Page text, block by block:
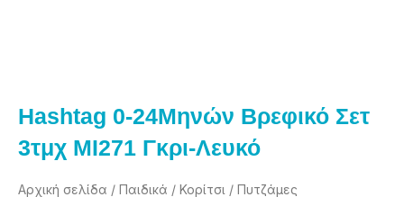
Hashtag 0-24Μηνών Βρεφικό Σετ
3τμχ MI271 Γκρι-Λευκό
Αρχική σελίδα / Παιδικά / Κορίτσι / Πυτζάμες